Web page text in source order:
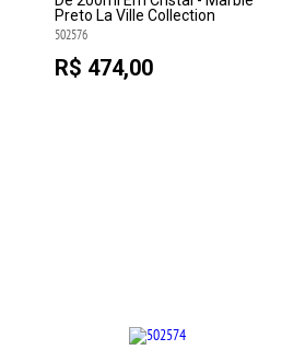
Preto La Ville Collection
502576
R$ 474,00